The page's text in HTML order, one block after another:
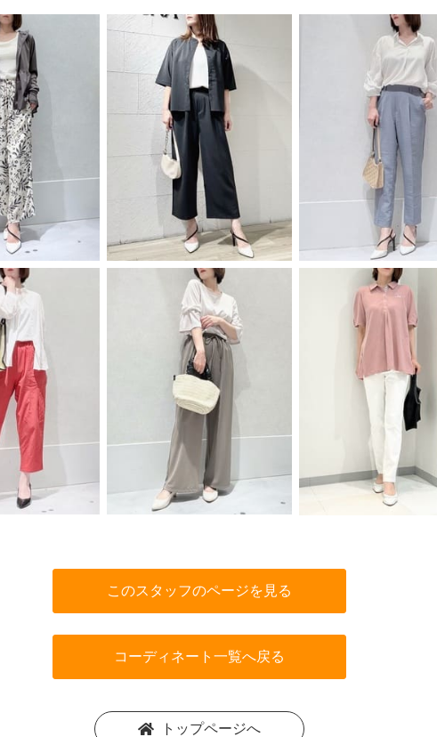
このスタッフのページを見る
コーディネート一覧へ戻る
トップページへ